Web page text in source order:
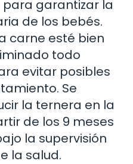
garantizar la
de los bebés.
carne esté bien
todo
evitar posibles
Se
la ternera en la
de los 9 meses
la supervisión
la salud.